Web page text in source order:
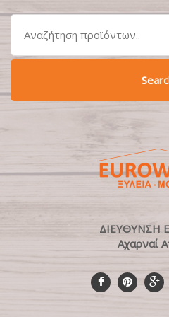
Search
for:
ΔΙΕΥΘΥΝΣΗ
Αχαρναί